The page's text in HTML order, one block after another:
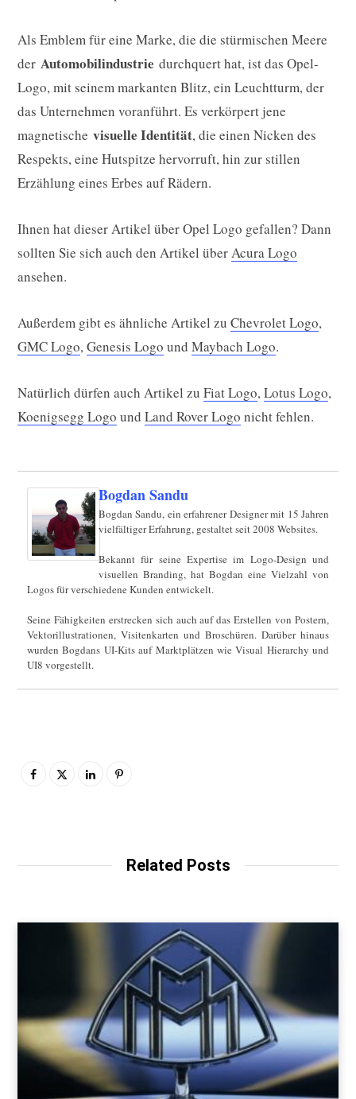
Als Emblem für eine Marke, die die stürmischen Meere
der Automobilindustrie durchquert hat, ist das Opel-
Logo, mit seinem markanten Blitz, ein Leuchtturm, der
das Unternehmen voranführt. Es verkörpert jene
magnetische visuelle Identität, die einen Nicken des
Respekts, eine Hutspitze hervorruft, hin zur stillen
Erzählung eines Erbes auf Rädern.
Ihnen hat dieser Artikel über Opel Logo gefallen? Dann
sollten Sie sich auch den Artikel überAcura Logo
ansehen.
Außerdem gibt es ähnliche Artikel zu Chevrolet Logo,
GMC Logo,Genesis Logo und Maybach Logo.
Natürlich dürfen auch Artikel zu Fiat Logo,Lotus Logo,
Koenigsegg Logo und Land Rover Logo nicht fehlen.
Bogdan Sandu
Bogdan Sandu, ein erfahrener Designer mit 15 Jahren
vielfältiger Erfahrung, gestaltet seit 2008 Websites.
Bekannt für seine Expertise im Logo-Design und
visuellen Branding, hat Bogdan eine Vielzahl von
Logos für verschiedene Kunden entwickelt.
Seine Fähigkeiten erstrecken sich auch auf das Erstellen von Postern,
Vektorillustrationen, Visitenkarten und Broschüren. Darüber hinaus
wurden Bogdans UI-Kits auf Marktplätzen wie Visual Hierarchy und
UI8 vorgestellt.
Related Posts